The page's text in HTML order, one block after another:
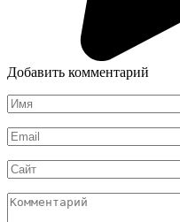
Добавить комментарий
Имя
*
Email
*
Сайт
Комментарий